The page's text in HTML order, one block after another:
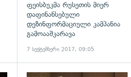
ფეისბუკმა რუსეთის მიერ
დაფინანსებული
დეზინფორმაციული კამპანია
გამოააშკარავა
7 სექტემბერი 2017, 09:05